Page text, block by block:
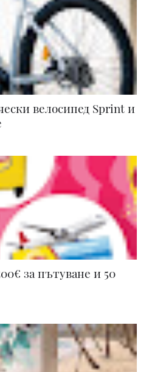
велосипед Sprint и
за пътуване и 50